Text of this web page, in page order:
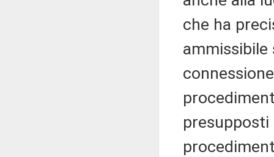
che ha
presupposti